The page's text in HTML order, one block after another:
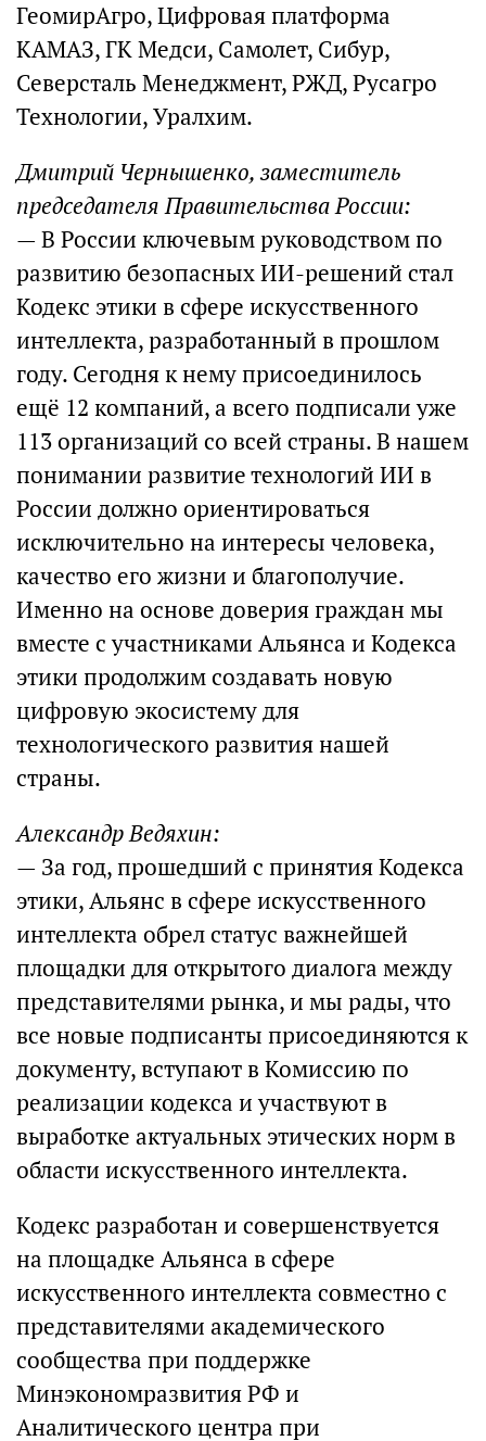
ГеомирАгро, Цифровая платформа
КАМАЗ, ГК Медси, Самолет, Сибур,
Северсталь Менеджмент, РЖД, Русагро
Технологии, Уралхим.
Дмитрий Чернышенко, заместитель
председателя Правительства России:
— В России ключевым руководством по
развитию безопасных ИИ-решений стал
Кодекс этики в сфере искусственного
интеллекта, разработанный в прошлом
году. Сегодня к нему присоединилось
ещё 12 компаний, а всего подписали уже
113 организаций со всей страны. В нашем
понимании развитие технологий ИИ в
России должно ориентироваться
исключительно на интересы человека,
качество его жизни и благополучие.
Именно на основе доверия граждан мы
вместе с участниками Альянса и Кодекса
этики продолжим создавать новую
цифровую экосистему для
технологического развития нашей
страны.
Александр Ведяхин:
— За год, прошедший с принятия Кодекса
этики, Альянс в сфере искусственного
интеллекта обрел статус важнейшей
площадки для открытого диалога между
представителями рынка, и мы рады, что
все новые подписанты присоединяются к
документу, вступают в Комиссию по
реализации кодекса и участвуют в
выработке актуальных этических норм в
области искусственного интеллекта.
Кодекс разработан и совершенствуется
на площадке Альянса в сфере
искусственного интеллекта совместно с
представителями академического
сообщества при поддержке
Минэкономразвития РФ и
Аналитического центра при